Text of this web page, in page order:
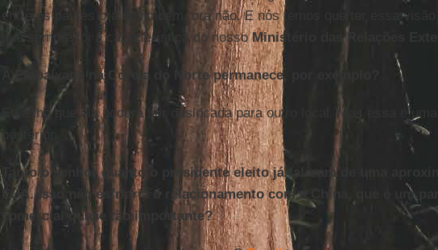
entre os países ora coincidem, ora não. E nós temos que ter essa
que sempre foi a característica do nossoMinistério das Relações
A Embaixada na Coreia do Norte permanece, por exemplo?
Eu acho que ela poderá ser deslocada para outro local. Mas essa é
posterior.
Tanto o senhor quanto o presidente eleito já falaram de uma
EUA. Isso não esfriaria o relacionamento com a China, que é um
comercial quase tão importante?